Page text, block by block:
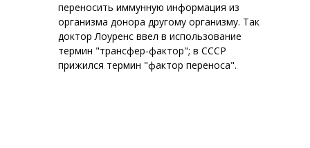
переносить иммунную информация из
организма донора другому организму. Так
доктор Лоуренс ввел в использование
термин "трансфер-фактор"; в СССР
прижился термин "фактор переноса".